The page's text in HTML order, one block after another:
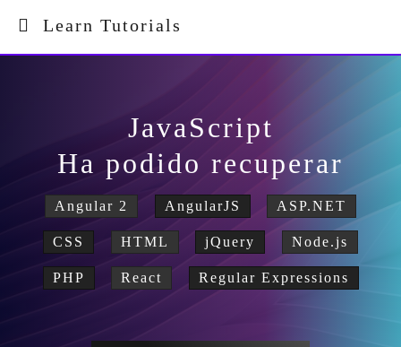
Learn Tutorials
JavaScript
Ha podido recuperar
Angular 2 AngularJS ASP.NET
CSS HTML jQuery Node.js
PHP React Regular Expressions